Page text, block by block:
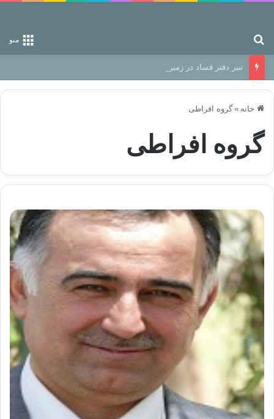
منو
سر دفتر فساد در زمین‌، دوری وکناره‌گیری از راه خداست‌!
خانه » گروه افراطی
گروه افراطی